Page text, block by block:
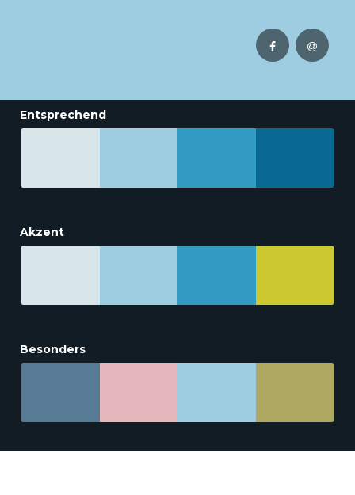
Entsprechend
Akzent
Besonders